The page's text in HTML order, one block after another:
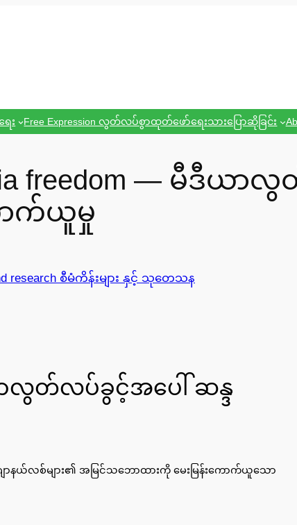
ေး Free Expression လွတ်လပ်စွာထုတ်ဖော်ရေးသားပြောဆိုခြင်း
freedom — မီဒီယ
ာက်ယူမှု
research စီမံကိန်းများ နှင့် သုတေသန